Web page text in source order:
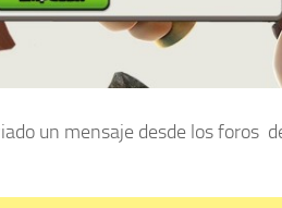
un mensaje desde los foros